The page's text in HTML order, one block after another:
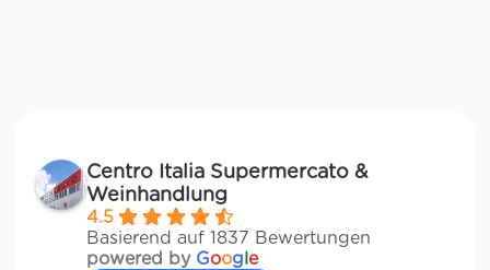
Centro Italia Supermercato &
Weinhandlung
4.5
Basierend auf 1837 Bewertungen
powered by Google